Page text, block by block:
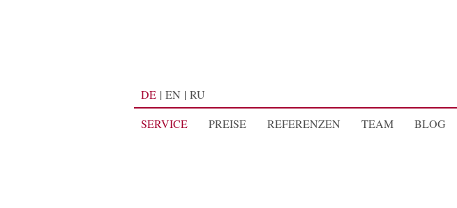
DE EN
RU
SERVICE
PREISE REFERENZEN TEAM BLOG